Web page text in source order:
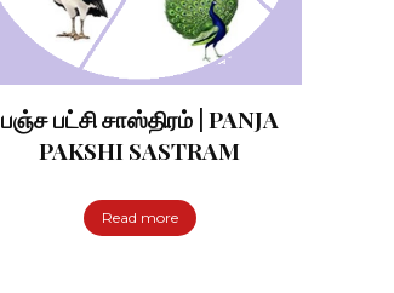
பஞ்ச பட்சி சாஸ்திரம் | PANJA
PAKSHI SASTRAM
Read more